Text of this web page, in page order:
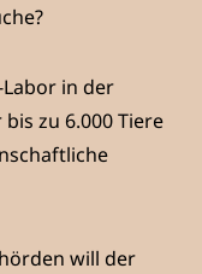
in der
zu 6.000 Tiere
will der